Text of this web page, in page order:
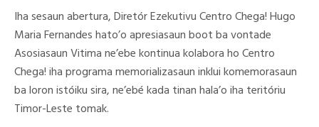
Iha sesaun abertura, Diretór Ezekutivu Centro Chega! Hugo
Maria Fernandes hato’o apresiasaun boot ba vontade
Asosiasaun Vitima ne’ebe kontinua kolabora ho Centro
Chega! iha programa memorializasaun inklui komemorasaun
ba loron istóiku sira, ne’ebé kada tinan hala’o iha teritóriu
Timor-Leste tomak.